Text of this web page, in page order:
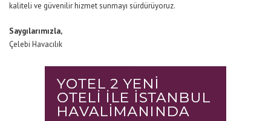
kaliteli ve güvenilir hizmet sunmayı sürdürüyoruz.
Saygılarımızla,
Çelebi Havacılık